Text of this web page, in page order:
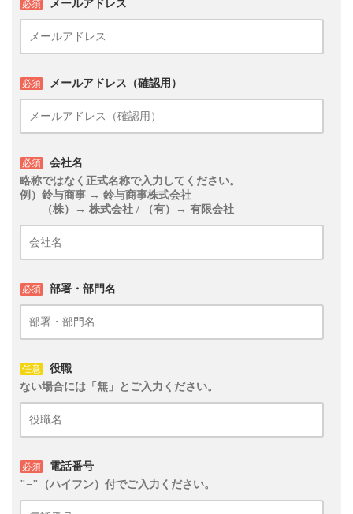
必須 メールアドレス
必須 メールアドレス（確認用）
必須
会社名
略称ではなく正式名称で入力してください。
例）鈴与商事 → 鈴与商事株式会社
（株）→ 株式会社 / （有）→ 有限会社
必須 部署・部門名
任意
役職
ない場合には「無」とご入力ください。
必須
電話番号
"−"（ハイフン）付でご入力ください。